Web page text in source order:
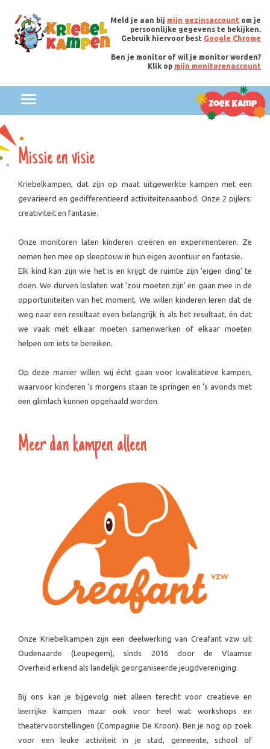
Meld je aan bij mijn gezinsaccount om je
persoonlijke gegevens te bekijken.
Gebruik hiervoor best Google Chrome
Ben je monitor of wil je monitor worden?
Klik op mijn monitorenaccount
Missie en visie
Kriebelkampen, dat zijn op maat uitgewerkte kampen met een
gevarieerd en gedifferentieerd activiteitenaanbod. Onze 2 pijlers:
creativiteit en fantasie.
Onze monitoren laten kinderen creëren en experimenteren. Ze
nemen hen mee op sleeptouw in hun eigen avontuur en fantasie.
Elk kind kan zijn wie het is en krijgt de ruimte zijn 'eigen ding' te
doen. We durven loslaten wat ‘zou moeten zijn’ en gaan mee in de
opportuniteiten van het moment. We willen kinderen leren dat de
weg naar een resultaat even belangrijk is als het resultaat, én dat
we vaak met elkaar moeten samenwerken of elkaar moeten
helpen om iets te bereiken.
Op deze manier willen wij écht gaan voor kwalitatieve kampen,
waarvoor kinderen 's morgens staan te springen en 's avonds met
een glimlach kunnen opgehaald worden.
Meer dan kampen alleen
Onze Kriebelkampen zijn een deelwerking van Creafant vzw uit
Oudenaarde (Leupegem), sinds 2016 door de Vlaamse
Overheid erkend als landelijk georganiseerde jeugdvereniging.
Bij ons kan je bijgevolg niet alleen terecht voor creatieve en
leerrijke kampen maar ook voor heel wat workshops en
theatervoorstellingen (Compagnie De Kroon). Ben je nog op zoek
voor een leuke activiteit in je stad, gemeente, school of